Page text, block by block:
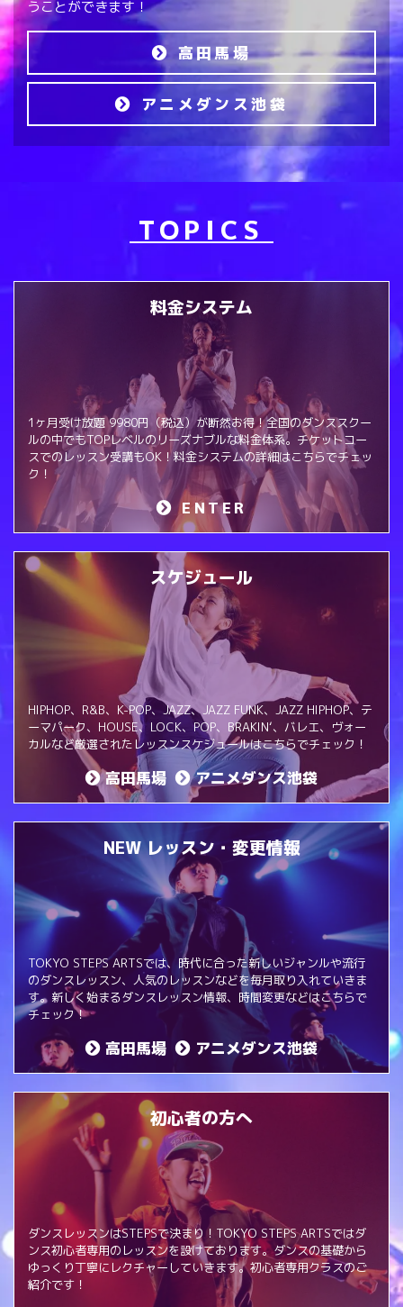
うことができます！
高田馬場
アニメダンス池袋
TOPICS
料金システム
1ヶ月受け放題 9980円（税込）が断然お得！全国のダンススクー
ルの中でもTOPレベルのリーズナブルな料金体系。チケットコー
スでのレッスン受講もOK！料金システムの詳細はこちらでチェッ
ク！
ENTER
スケジュール
HIPHOP、R&B、K-POP、JAZZ、JAZZ FUNK、JAZZ HIPHOP、テ
ーマパーク、HOUSE、LOCK、POP、BRAKIN‘、バレエ、ヴォー
カルなど厳選されたレッスンスケジュールはこちらでチェック！
高田馬場 アニメダンス池袋
NEW レッスン・変更情報
TOKYO STEPS ARTSでは、時代に合った新しいジャンルや流行
のダンスレッスン、人気のレッスンなどを毎月取り入れていきま
す。新しく始まるダンスレッスン情報、時間変更などはこちらで
チェック！
高田馬場 アニメダンス池袋
初心者の方へ
ダンスレッスンはSTEPSで決まり！TOKYO STEPS ARTSではダ
ンス初心者専用のレッスンを設けております。ダンスの基礎から
ゆっくり丁寧にレクチャーしていきます。初心者専用クラスのご
紹介です！